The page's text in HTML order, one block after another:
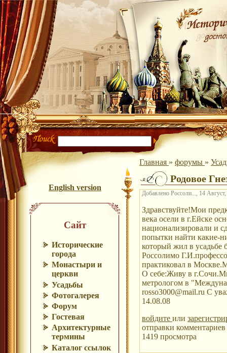
English version
Сайт
Исторические
города
Монастыри и
церкви
Усадьбы
Фотогалерея
Форум
Гостевая
Архитектурные
термины
Каталог ссылок
Главная » форумы »
Родовое
Добавлено Россоли..., 14
Здравствуйте!Мои
века осели в г.Ейске
национализировали и
попытки найти какие-
который жил в усадьбе
Россолимо
практиковал в
О себе:Живу в
метрологом в
rosso3000@mail.ru С
14.08.08
войдите или
отправки
1419 просмотра